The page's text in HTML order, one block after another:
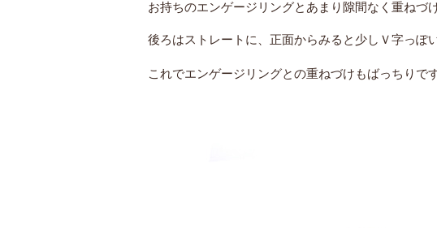
お持ちのエンゲージリングとあまり隙間なく重ねづ
後ろはストレートに、正面からみると少しＶ字っぽ
これでエンゲージリングとの重ねづけもばっちりで